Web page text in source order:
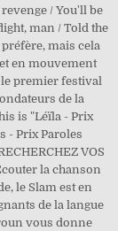
/ You'll be
man / Told the
mais cela
en mouvement
le premier festival
de la
is "Léïla - Prix
- Prix Paroles
VOS
la chanson
le Slam est en
de la langue
vous donne